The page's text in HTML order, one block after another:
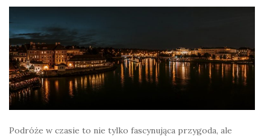
Podróże w czasie to nie tylko fascynująca przygoda, ale